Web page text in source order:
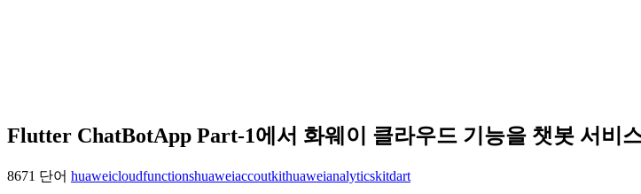
Flutter ChatBotApp Part-1에서 화웨이 클라우드 기능을 챗봇 서비
8671 단어 huaweicloudfunctionshuaweiaccoutkithuaweianalyticskitdart